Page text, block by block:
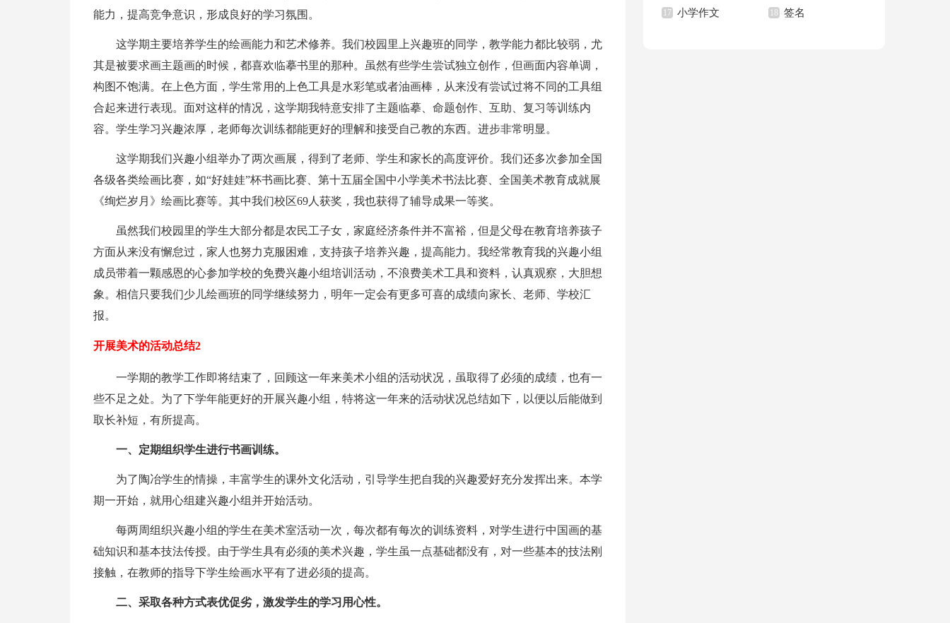
能力，提高竞争意识，形成良好的学习氛围。
这学期主要培养学生的绘画能力和艺术修养。我们校园里上兴趣班的同学，教学能力都比较弱，尤
其是被要求画主题画的时候，都喜欢临摹书里的那种。虽然有些学生尝试独立创作，但画面内容单调，
构图不饱满。在上色方面，学生常用的上色工具是水彩笔或者油画棒，从来没有尝试过将不同的工具组
合起来进行表现。面对这样的情况，这学期我特意安排了主题临摹、命题创作、互助、复习等训练内
容。学生学习兴趣浓厚，老师每次训练都能更好的理解和接受自己教的东西。进步非常明显。
这学期我们兴趣小组举办了两次画展，得到了老师、学生和家长的高度评价。我们还多次参加全国
各级各类绘画比赛，如“好娃娃”杯书画比赛、第十五届全国中小学美术书法比赛、全国美术教育成就展
《绚烂岁月》绘画比赛等。其中我们校区69人获奖，我也获得了辅导成果一等奖。
虽然我们校园里的学生大部分都是农民工子女，家庭经济条件并不富裕，但是父母在教育培养孩子
方面从来没有懈怠过，家人也努力克服困难，支持孩子培养兴趣，提高能力。我经常教育我的兴趣小组
成员带着一颗感恩的心参加学校的免费兴趣小组培训活动，不浪费美术工具和资料，认真观察，大胆想
象。相信只要我们少儿绘画班的同学继续努力，明年一定会有更多可喜的成绩向家长、老师、学校汇
报。
开展美术的活动总结2
一学期的教学工作即将结束了，回顾这一年来美术小组的活动状况，虽取得了必须的成绩，也有一
些不足之处。为了下学年能更好的开展兴趣小组，特将这一年来的活动状况总结如下，以便以后能做到
取长补短，有所提高。
一、定期组织学生进行书画训练。
为了陶冶学生的情操，丰富学生的课外文化活动，引导学生把自我的兴趣爱好充分发挥出来。本学
期一开始，就用心组建兴趣小组并开始活动。
每两周组织兴趣小组的学生在美术室活动一次，每次都有每次的训练资料，对学生进行中国画的基
础知识和基本技法传授。由于学生具有必须的美术兴趣，学生虽一点基础都没有，对一些基本的技法刚
接触，在教师的指导下学生绘画水平有了进必须的提高。
二、采取各种方式表优促劣，激发学生的学习用心性。
17 小学作文 18 签名